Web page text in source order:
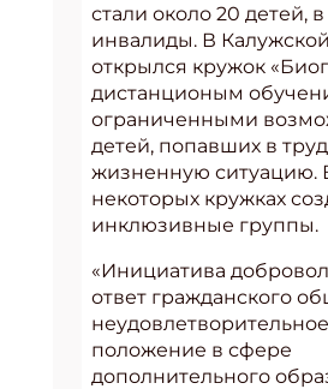
стали около 20 детей,
инвалиды. В
открылся кружок
дистанционым
ограниченными
детей, попавших в
жизненную ситуацию.
некоторых кружках
инклюзивные группы.
«Инициатива
ответ гражданского
неудовлетворительное
положение в сфере
дополнительного